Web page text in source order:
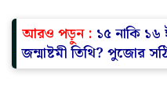
আরও পড়ুন : ১৫ নাকি
জন্মাষ্টমী তিথি? পুজোর